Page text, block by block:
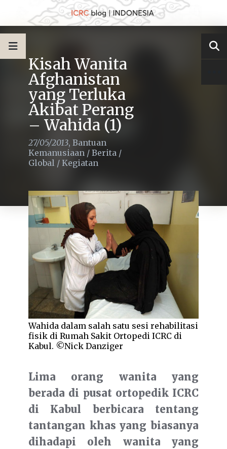
Kisah Wanita
Afghanistan
yang Terluka
Akibat Perang
– Wahida (1)
27/05/2013, Bantuan
Kemanusiaan / Berita /
Global / Kegiatan
Wahida dalam salah satu sesi rehabilitasi
fisik di Rumah Sakit Ortopedi ICRC di
Kabul. ©Nick Danziger
Lima orang wanita yang
berada di pusat ortopedik ICRC
di Kabul berbicara tentang
tantangan khas yang biasanya
dihadapi oleh wanita yang